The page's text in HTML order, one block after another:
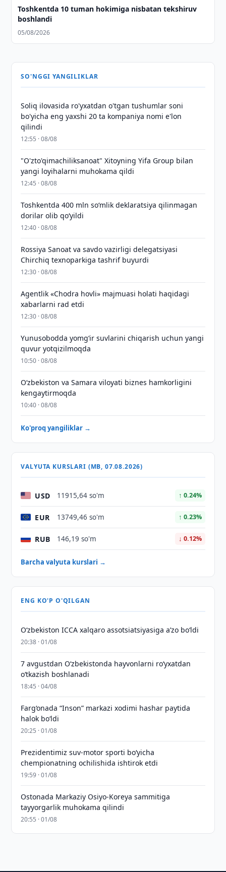
Toshkentda 10 tuman hokimiga nisbatan tekshiruv
boshlandi
05/08/2026
SO'NGGI YANGILIKLAR
Soliq ilovasida ro'yxatdan o'tgan tushumlar soni
bo'yicha eng yaxshi 20 ta kompaniya nomi e'lon
qilindi
12:55 · 08/08
"O'zto'qimachiliksanoat" Xitoyning Yifa Group bilan
yangi loyihalarni muhokama qildi
12:45 · 08/08
Toshkentda 400 mln so‘mlik deklaratsiya qilinmagan
dorilar olib qo‘yildi
12:40 · 08/08
Rossiya Sanoat va savdo vazirligi delegatsiyasi
Chirchiq texnoparkiga tashrif buyurdi
12:30 · 08/08
Agentlik «Chodra hovli» majmuasi holati haqidagi
xabarlarni rad etdi
12:30 · 08/08
Yunusobodda yomg‘ir suvlarini chiqarish uchun yangi
quvur yotqizilmoqda
10:50 · 08/08
Oʻzbekiston va Samara viloyati biznes hamkorligini
kengaytirmoqda
10:40 · 08/08
Ko'proq yangiliklar →
VALYUTA KURSLARI (MB, 07.08.2026)
USD 11915,64 so'm ↑ 0.24%
EUR 13749,46 so'm ↑ 0.23%
RUB 146,19 so'm ↓ 0.12%
Barcha valyuta kurslari →
ENG KO'P O'QILGAN
O‘zbekiston ICCA xalqaro assotsiatsiyasiga aʼzo bo‘ldi
20:38 · 01/08
7 avgustdan O‘zbekistonda hayvonlarni ro‘yxatdan
o‘tkazish boshlanadi
18:45 · 04/08
Farg‘onada “Inson” markazi xodimi hashar paytida
halok bo‘ldi
20:25 · 01/08
Prezidentimiz suv-motor sporti bo‘yicha
chempionatning ochilishida ishtirok etdi
19:59 · 01/08
Ostonada Markaziy Osiyo-Koreya sammitiga
tayyorgarlik muhokama qilindi
20:55 · 01/08